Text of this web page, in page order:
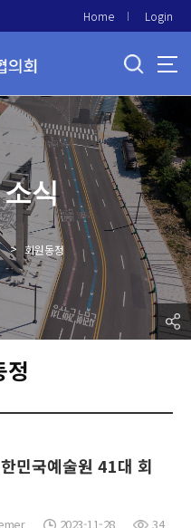
Home Login
식
> 회원동정
정
민국예술원 41대 회
2023-11-28 34